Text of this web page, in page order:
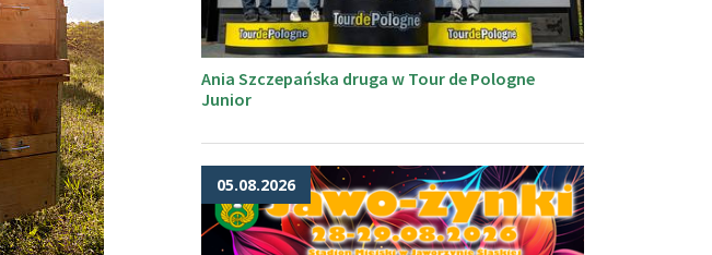
Ania Szczepańska druga w Tour de Pologne
Junior
05.08.2026